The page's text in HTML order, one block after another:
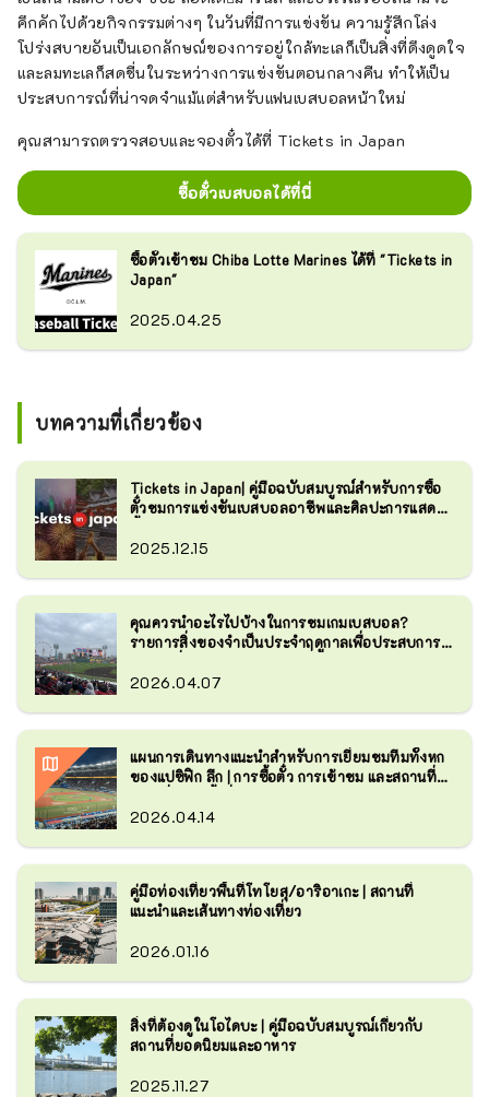
คึกคักไปด้วยกิจกรรมต่างๆ ในวันที่มีการแข่งขัน ความรู้สึกโล่ง
โปร่งสบายอันเป็นเอกลักษณ์ของการอยู่ใกล้ทะเลก็เป็นสิ่งที่ดึงดูดใจ
และลมทะเลก็สดชื่นในระหว่างการแข่งขันตอนกลางคืน ทำให้เป็น
ประสบการณ์ที่น่าจดจำแม้แต่สำหรับแฟนเบสบอลหน้าใหม่
คุณสามารถตรวจสอบและจองตั๋วได้ที่ Tickets in Japan
ซื้อตั๋วเบสบอลได้ที่นี่
ซื้อตั๋วเข้าชม Chiba Lotte Marines ได้ที่ "Tickets in
Japan"
2025.04.25
บทความที่เกี่ยวข้อง
Tickets in Japan| คู่มือฉบับสมบูรณ์สำหรับการซื้อ
ตั๋วชมการแข่งขันเบสบอลอาชีพและศิลปะการแสดง
2025.12.15
คุณควรนำอะไรไปบ้างในการชมเกมเบสบอล?
รายการสิ่งของจำเป็นประจำฤดูกาลเพื่อประสบการณ์
2026.04.07
แผนการเดินทางแนะนำสำหรับการเยี่ยมชมทีมทั้งหก
ของแปซิฟิก ลีก | การซื้อตั๋ว การเข้าชม และสถานที่
2026.04.14
คู่มือท่องเที่ยวพื้นที่โทโยสุ/อาริอาเกะ | สถานที่
แนะนำและเส้นทางท่องเที่ยว
2026.01.16
สิ่งที่ต้องดูในโอไดบะ | คู่มือฉบับสมบูรณ์เกี่ยวกับ
สถานที่ยอดนิยมและอาหาร
2025.11.27